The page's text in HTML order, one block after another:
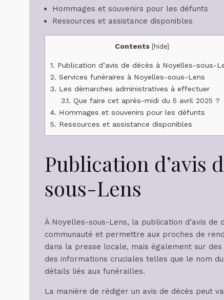
Hommages et souvenirs pour les défunts
Ressources et assistance disponibles
Contents [hide]
1. Publication d’avis de décès à Noyelles-sous-
2. Services funéraires à Noyelles-sous-Lens
3. Les démarches administratives à effectuer
3.1. Que faire cet après-midi du 5 avril 2025 ?
4. Hommages et souvenirs pour les défunts
5. Ressources et assistance disponibles
Publication d’avis
sous-Lens
À Noyelles-sous-Lens, la publication d’avis
communauté et permettre aux proches de
dans la presse locale, mais également sur
des informations cruciales telles que le nom
détails liés aux funérailles.
La manière de rédiger un avis de décès peut